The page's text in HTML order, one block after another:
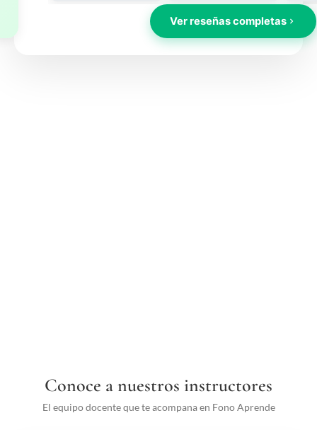
Conoce a nuestros instructores
El equipo docente que te acompana en Fono Aprende